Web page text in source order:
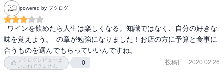
「好きな女優のラブコメで、恋する表情をシュミレーションしよ
う」
「無理やり親友を作らなくていい。役に立てることを心がけていれ
ば寂しくない」
「長く付き合う不動産とパートナーは「スペック」より「心地」で
選ぼう」
「悲しみは時薬にまかせる。怒る、妬むのネガティブな感情は、徹
powered by ブクログ
｢ワインを飲めたら人生は楽しくなる。知識ではなく、自分の好きな
味を覚えよう。｣の章が勉強になりました！お店の方に予算と食事に
合うものを選んでもらっていいんですね。
ブクログレビューは
いいねできません
0 投稿日 : 2020.02.26